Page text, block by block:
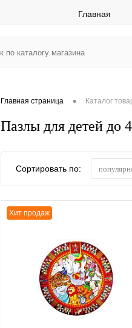
Главная
Главная страница • Каталог
Пазлы для детей до
Сортировать по:
Хит продаж